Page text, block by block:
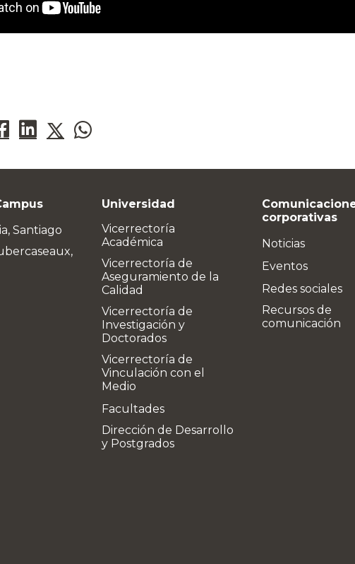
Santiago
Universidad
Vicerrectoría
Académica
Vicerrectoría de
Aseguramiento de la
Calidad
Vicerrectoría de
Investigación y
Doctorados
Vicerrectoría de
Vinculación con el
Medio
Facultades
Dirección de Desarrollo
y Postgrados
corporativas
Noticias
Eventos
Redes sociales
Recursos de
comunicación